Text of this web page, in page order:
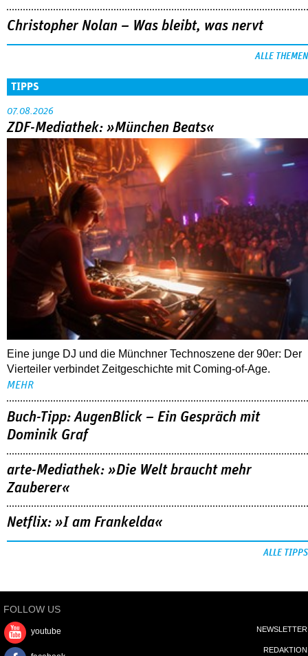
Christopher Nolan – Was bleibt, was nervt
ALLE THEMEN
TIPPS
07.08.2026
ZDF-Mediathek: »München Beats«
Eine junge DJ und die Münchner Technoszene der 90er: Der
Vierteiler verbindet Zeitgeschichte mit Coming-of-Age.
MEHR
Buch-Tipp: AugenBlick – Ein Gespräch mit
Dominik Graf
arte-Mediathek: »Die Welt braucht mehr
Zauberer«
Netflix: »I am Frankelda«
ALLE TIPPS
FOLLOW US
youtube NEWSLETTER
REDAKTION